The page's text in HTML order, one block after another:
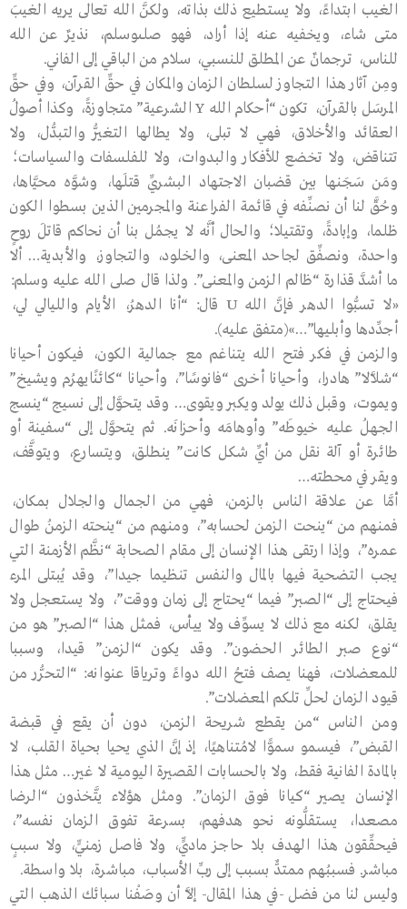
الغيب ابتداءً، ولا يستطيع ذلك بذاته، ولكنَّ الله تعالى يريه الغيبَ
متى شاء، ويخفيه عنه إذا أراد، فهو صلىوسلم، نذيرٌ عن الله
للناس، ترجمانٌ عن المطلق للنسبي، سلام من الباقي إلى الفاني.
ومِن آثار هذا التجاوز لسلطان الزمان والمكان في حقِّ القرآن، وفي حقِّ
المرسَل بالقرآن، تكون “أحكام الله Y الشرعية” متجاوزةً، وكذا أصولُ
العقائد والأخلاق، فهي لا تبلى، ولا يطالها التغيُّر والتبدُّل، ولا
تتناقض، ولا تخضع للأفكار والبدوات، ولا للفلسفات والسياسات؛
ومَن سَجَنها بين قضبان الاجتهاد البشريِّ قتلَها، وشوَّه محيَّاها،
وحُقَّ لنا أن نصنِّفه في قائمة الفراعنة والمجرمين الذين بسطوا الكون
ظلما، وإبادةً، وتقتيلا؛ والحال أنَّه لا يجمُل بنا أن نحاكم قاتلَ روحٍ
واحدة، ونصفِّق لجاحد المعنى، والخلود، والتجاوز، والأبدية… ألا
ما أشدَّ قذارة “ظالم الزمن والمعنى”. ولذا قال صلى الله عليه وسلم:
«لا تسبُّوا الدهر فإنَّ الله U قال: “أنا الدهرُ، الأيام والليالي لي،
أجدِّدها وأبليها”…»(متفق عليه).
والزمن في فكر فتح الله يتناغم مع جمالية الكون، فيكون أحيانا
“شلاَّلا” هادرا، وأحيانا أخرى “فانوسًا”، وأحيانا “كائنًايهرُم ويشيخ”
ويموت، وقبل ذلك يولد ويكبر ويقوى… وقد يتحوَّل إلى نسيج “ينسج
الجهلُ عليه خيوطَه” وأوهامَه وأحزانَه. ثم يتحوَّل إلى “سفينة أو
طائرة أو آلة نقل من أيِّ شكل كانت” ينطلق، ويتسارع، ويتوقَّف،
ويقر في محطته…
أمَّا عن علاقة الناس بالزمن، فهي من الجمال والجلال بمكان،
فمنهم من “ينحت الزمن لحسابه”، ومنهم من “ينحته الزمنُ طوال
عمره”، وإذا ارتقى هذا الإنسان إلى مقام الصحابة “نظَّم الأزمنة التي
يجب التضحية فيها بالمال والنفس تنظيما جيدا”، وقد يُبتلى المرء
فيحتاج إلى “الصبر” فيما “يحتاج إلى زمان ووقت”، ولا يستعجل ولا
يقلق، لكنه مع ذلك لا يسوِّف ولا ييأس، فمثل هذا “الصبر” هو من
“نوع صبر الطائر الحضون”. وقد يكون “الزمن” قيدا، وسببا
للمعضلات، فهنا يصف فتحُ الله دواءً وترياقا عنوانه: “التحرُّر من
قيود الزمان لحلِّ تلكم المعضلات”.
ومن الناس “من يقطع شريحة الزمن، دون أن يقع في قبضة
القبض”، فيسمو سموًّا لامُتناهيًا، إذ إنَّ الذي يحيا بحياة القلب، لا
بالمادة الفانية فقط، ولا بالحسابات القصيرة اليومية لا غير… مثل هذا
الإنسان يصير “كيانا فوق الزمان”. ومثل هؤلاء يتَّخذون “الرضا
مصعدا، يستقلُّونه نحو هدفهم، بسرعة تفوق الزمان نفسه”،
فيحقِّقون هذا الهدف بلا حاجز ماديٍّ، ولا فاصل زمنيٍّ، ولا سببٍ
مباشر. فسببُهم ممتدٌّ بسبب إلى ربِّ الأسباب، مباشرة، بلا واسطة.
وليس لنا من فضل -في هذا المقال- إلاَّ أن وصَفْنا سبائك الذهب التي